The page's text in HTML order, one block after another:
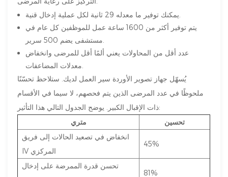
يتم توفير أكثر من 1600 ساعة عمل للموظفين كل عام في
عدد أقل من المحاولات يعني ألمًا أقل للمرضى وانخفاض
يُسهّل جهاز تصوير الأوردة سير العمل لديك. ستلاحظ تحسّنًا
ملحوظًا في عدد المرضى الذين يتم فحصهم، لا سيما في الأقسام
ذات الإقبال الكبير. يوضح الجدول التالي هذا التأثير:
متري
تحسين
انخفاض في تصعيد الحالات إلى فريق
IV المركزي
45%
تحسن قدرة الممرضة على إدخال
81%